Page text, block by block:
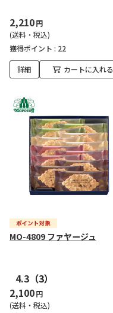
2,210円
(送料・税込)
獲得ポイント : 22
詳細 カートに入れる
MO-4809 ファヤージュ
4.3 （3）
2,100円
(送料・税込)